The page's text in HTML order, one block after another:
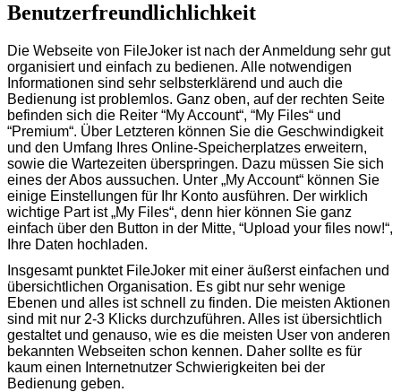
Benutzerfreundlichlichkeit
Die Webseite von FileJoker ist nach der Anmeldung sehr gut
organisiert und einfach zu bedienen. Alle notwendigen
Informationen sind sehr selbsterklärend und auch die
Bedienung ist problemlos. Ganz oben, auf der rechten Seite
befinden sich die Reiter “My Account“, “My Files“ und
“Premium“. Über Letzteren können Sie die Geschwindigkeit
und den Umfang Ihres Online-Speicherplatzes erweitern,
sowie die Wartezeiten überspringen. Dazu müssen Sie sich
eines der Abos aussuchen. Unter „My Account“ können Sie
einige Einstellungen für Ihr Konto ausführen. Der wirklich
wichtige Part ist „My Files“, denn hier können Sie ganz
einfach über den Button in der Mitte, “Upload your files now!“,
Ihre Daten hochladen.
Insgesamt punktet FileJoker mit einer äußerst einfachen und
übersichtlichen Organisation. Es gibt nur sehr wenige
Ebenen und alles ist schnell zu finden. Die meisten Aktionen
sind mit nur 2-3 Klicks durchzuführen. Alles ist übersichtlich
gestaltet und genauso, wie es die meisten User von anderen
bekannten Webseiten schon kennen. Daher sollte es für
kaum einen Internetnutzer Schwierigkeiten bei der
Bedienung geben.